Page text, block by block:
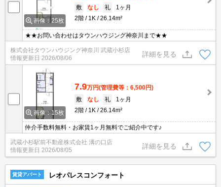
画像：25枚
敷
なし 礼
1ヶ月
2階
1K 26.14m²
★★お問い合わせはタウンハウジング神奈川まで★★
株式会社タウンハウジング神奈川 武蔵小杉店
情報更新日 2026/08/06
詳細を見る
画像：15枚
7.9万円(管理費等：6,500円)
敷
なし 礼
1ヶ月
2階
1K 26.14m²
仲介手数料無料・お家賃1ヶ月無料でご紹介中です♪
武蔵小杉駅前不動産株式会社 溝の口店
情報更新日 2026/08/05
詳細を見る
賃貸アパート レオパレスコンフォート